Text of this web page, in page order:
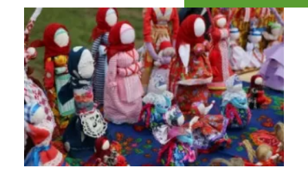
Новости
Что привезти (сувениры)
О регионе
Коллекция впечатлений
Другие рубрики